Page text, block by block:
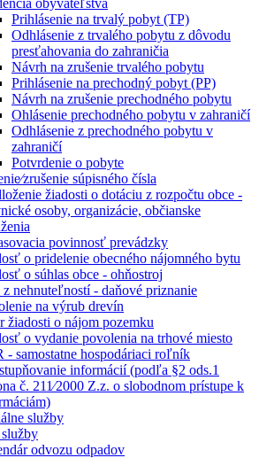
obyvateľstva
Prihlásenie na trvalý pobyt (TP)
Odhlásenie z trvalého pobytu z dôvodu
presťahovania do zahraničia
Návrh na zrušenie trvalého pobytu
Prihlásenie na prechodný pobyt (PP)
Návrh na zrušenie prechodného pobytu
Ohlásenie prechodného pobytu v zahraničí
Odhlásenie z prechodného pobytu v
zahraničí
Potvrdenie o pobyte
súpisného čísla
žiadosti o dotáciu z rozpočtu obce -
osoby, organizácie, občianske
povinnosť prevádzky
o pridelenie obecného nájomného bytu
o súhlas obce - ohňostroj
z nehnuteľností - daňové priznanie
na výrub drevín
žiadosti o nájom pozemku
o vydanie povolenia na trhové miesto
- samostatne hospodáriaci roľník
informácií (podľa §2 ods.1
č. 211⁄2000 Z.z. o slobodnom prístupe k
služby
odvozu odpadov